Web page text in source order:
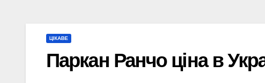
ЦІКАВЕ
Паркан Ранчо ціна в